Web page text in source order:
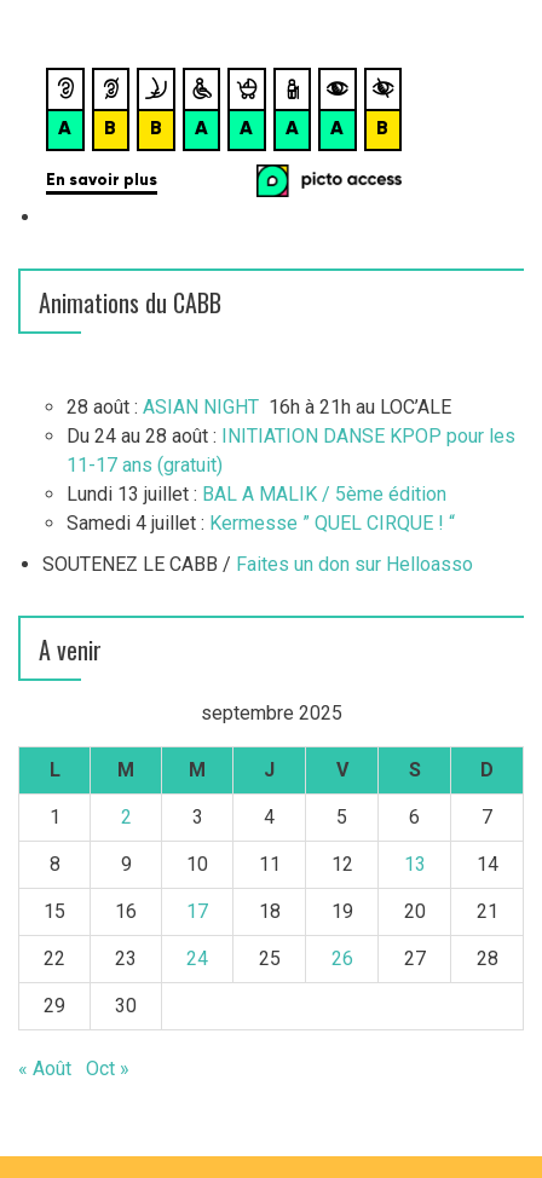
Animations du CABB
28 août : ASIAN NIGHT 16h à 21h au LOC’ALE
Du 24 au 28 août :
INITIATION DANSE KPOP pour les
11-17 ans (gratuit)
Lundi 13 juillet : BAL A MALIK / 5ème édition
Samedi 4 juillet : Kermesse ” QUEL CIRQUE ! “
SOUTENEZ LE CABB / Faites un don sur Helloasso
A venir
septembre 2025
L M M J V S D
1 2 3 4 5 6 7
8 9 10 11 12 13 14
15 16 17 18 19 20 21
22 23 24 25 26 27 28
29 30
« Août Oct »